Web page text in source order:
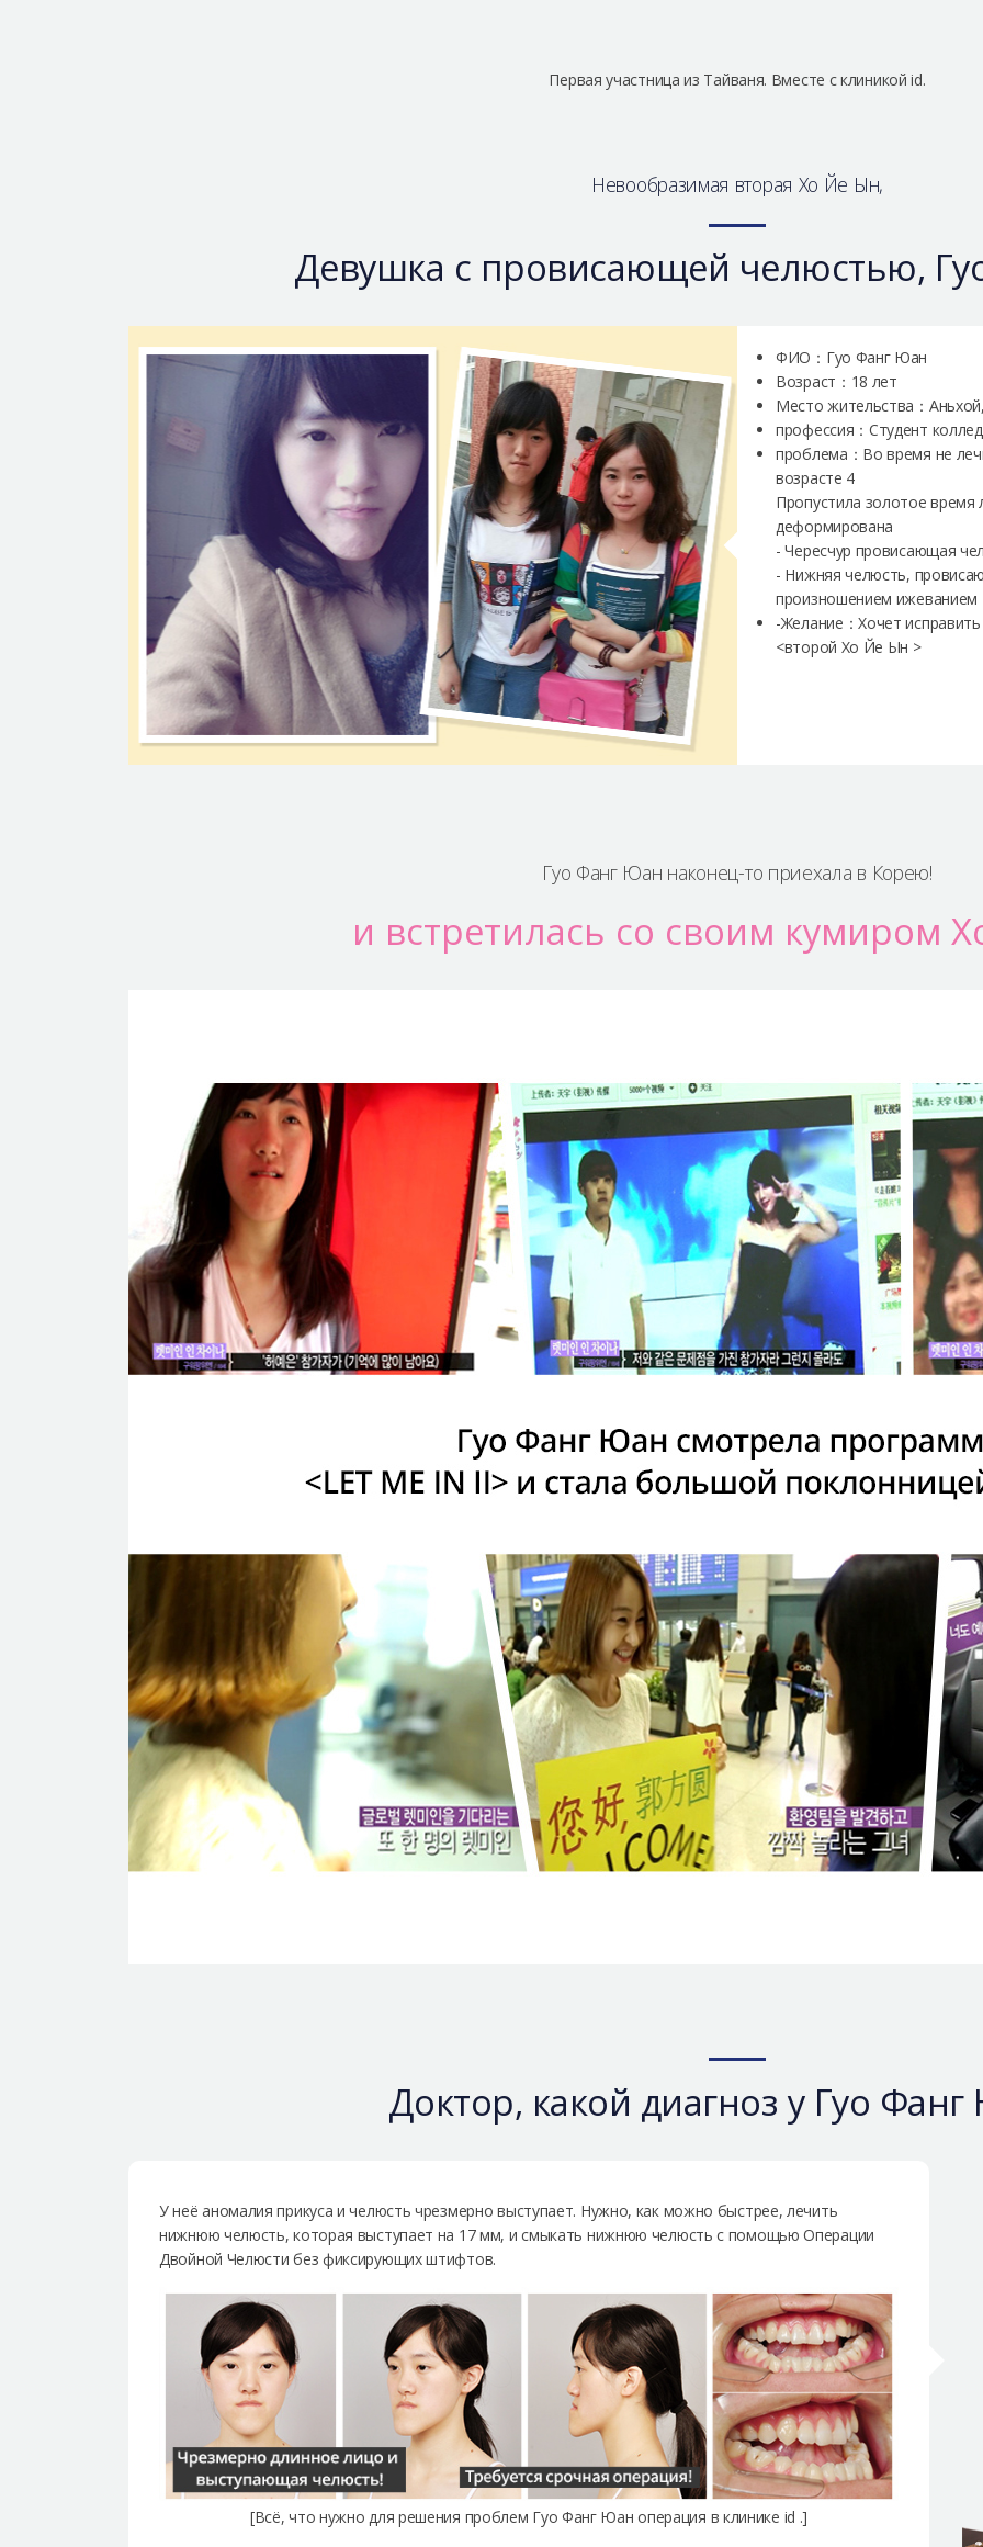
Первая участница из Тайваня. Вместе с клиникой id.
Невообразимая вторая Хо Йе Ын,
Девушка с провисающей челюстью,
ФИО：Гуо Фанг Юан
Возраст：18 лет
Место жительства：
профессия：Студент
проблема：Во время не
возрасте 4
Пропустила золотое время
деформирована
- Чересчур провисающая
- Нижняя челюсть,
произношением ижеванием
-Желание：Хочет
<второй Хо Йе Ын >
Гуо Фанг Юан наконец-то приехала в Корею!
и встретилась со своим кумиром
Доктор, какой диагноз у Гуо
У неё аномалия прикуса и челюсть чрезмерно выступает. Нужно, как можно быстрее, лечить
нижнюю челюсть, которая выступает на 17 мм, и смыкать нижнюю челюсть с помощью Операции
Двойной Челюсти без фиксирующих штифтов.
[Всё, что нужно для решения проблем Гуо Фанг Юан операция в клинике id .]